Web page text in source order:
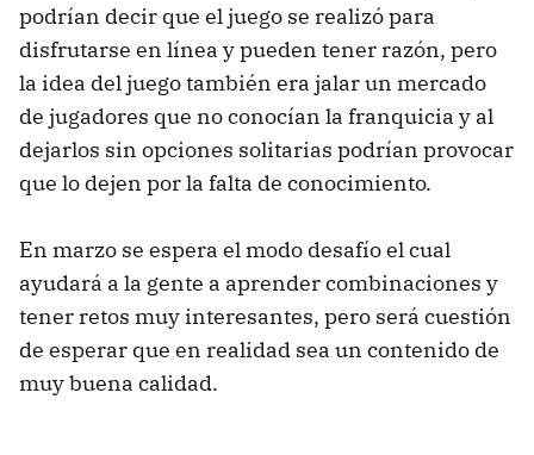
podrían decir que el juego se realizó para
disfrutarse en línea y pueden tener razón, pero
la idea del juego también era jalar un mercado
de jugadores que no conocían la franquicia y al
dejarlos sin opciones solitarias podrían provocar
que lo dejen por la falta de conocimiento.
En marzo se espera el modo desafío el cual
ayudará a la gente a aprender combinaciones y
tener retos muy interesantes, pero será cuestión
de esperar que en realidad sea un contenido de
muy buena calidad.